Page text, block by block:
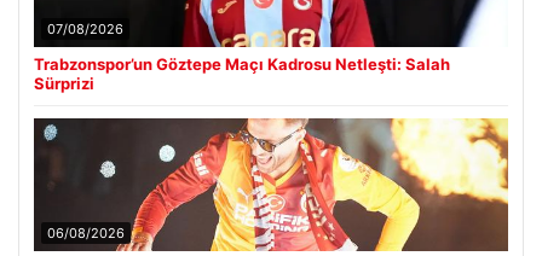
07/08/2026
Trabzonspor’un Göztepe Maçı Kadrosu Netleşti: Salah
Sürprizi
06/08/2026